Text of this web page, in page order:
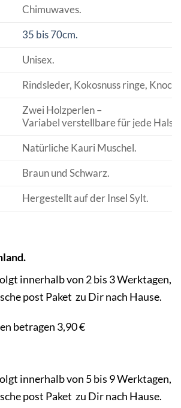
Chimuwaves.
35 bis 70cm.
Unisex.
Rindsleder, Kokosnuss ringe,
Zwei Holzperlen –
Variabel verstellbare für jede
Natürliche Kauri Muschel.
Braun und Schwarz.
Hergestellt auf der Insel Sylt.
innerhalb von 2 bis 3 Werktagen,
post Paket zu Dir nach Hause.
betragen 3,90 €
innerhalb von 5 bis 9 Werktagen,
post Paket zu Dir nach Hause.